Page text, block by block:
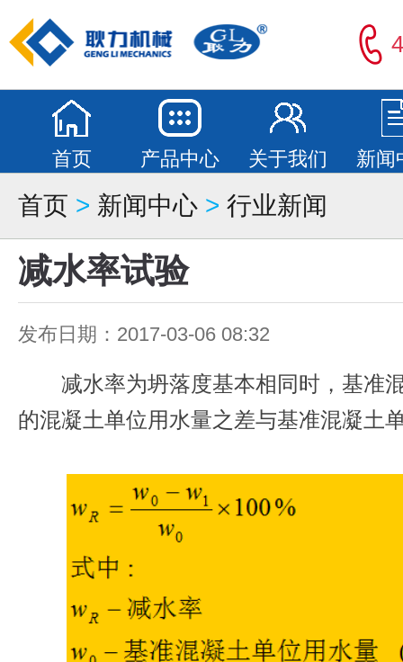
首页 产品中心 关于我们 新闻
首页 > 新闻中心 > 行业新闻
减水率试验
发布日期：2017-03-06 08:32
减水率为坍落度基本相同时，基准
的混凝土单位用水量之差与基准混凝土